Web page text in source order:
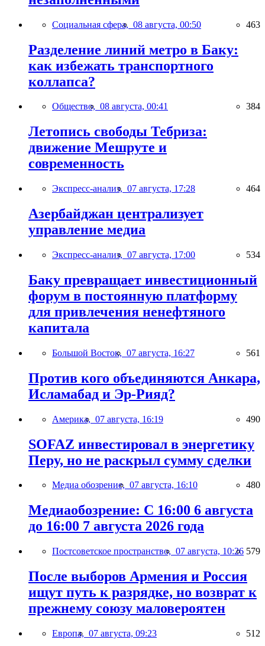
Социальная сфера, 08 августа, 00:50 463
Разделение линий метро в Баку:
как избежать транспортного
коллапса?
Общество, 08 августа, 00:41 384
Летопись свободы Тебриза:
движение Мешруте и
современность
Экспресс-анализ, 07 августа, 17:28 464
Азербайджан централизует
управление медиа
Экспресс-анализ, 07 августа, 17:00 534
Баку превращает инвестиционный
форум в постоянную платформу
для привлечения ненефтяного
капитала
Большой Восток, 07 августа, 16:27 561
Против кого объединяются Анкара,
Исламабад и Эр-Рияд?
Америка, 07 августа, 16:19 490
SOFAZ инвестировал в энергетику
Перу, но не раскрыл сумму сделки
Медиа обозрение, 07 августа, 16:10 480
Медиаобозрение: С 16:00 6 августа
до 16:00 7 августа 2026 года
Постсоветское пространство, 07 августа, 10:26 579
После выборов Армения и Россия
ищут путь к разрядке, но возврат к
прежнему союзу маловероятен
Европа, 07 августа, 09:23 512